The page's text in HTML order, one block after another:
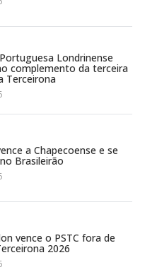
Londrinense
complemento da terceira
Terceirona
a Chapecoense e se
Brasileirão
vence o PSTC fora de
2026